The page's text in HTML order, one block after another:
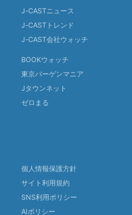
J-CASTニュース
J-CASTトレンド
J-CAST会社ウォッチ
BOOKウォッチ
東京バーゲンマニア
Jタウンネット
ゼロまる
個人情報保護方針
サイト利用規約
SNS利用ポリシー
AIポリシー